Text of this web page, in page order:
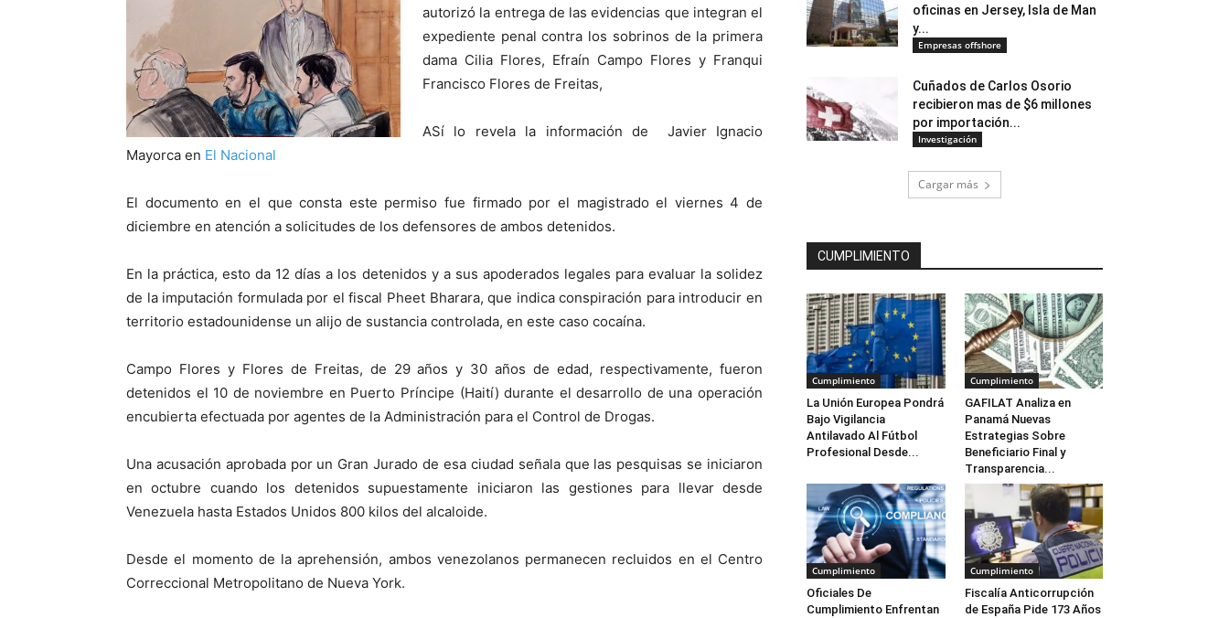
autorizó la entrega de las evidencias que integran el
expediente penal contra los sobrinos de la primera
dama Cilia Flores, Efraín Campo Flores y Franqui
Francisco Flores de Freitas,
ASí lo revela la información de Javier Ignacio
Mayorca en El Nacional
El documento en el que consta este permiso fue firmado por el magistrado el viernes 4 de
diciembre en atención a solicitudes de los defensores de ambos detenidos.
En la práctica, esto da 12 días a los detenidos y a sus apoderados legales para evaluar la solidez
de la imputación formulada por el fiscal Pheet Bharara, que indica conspiración para introducir en
territorio estadounidense un alijo de sustancia controlada, en este caso cocaína.
Campo Flores y Flores de Freitas, de 29 años y 30 años de edad, respectivamente, fueron
detenidos el 10 de noviembre en Puerto Príncipe (Haití) durante el desarrollo de una operación
encubierta efectuada por agentes de la Administración para el Control de Drogas.
Una acusación aprobada por un Gran Jurado de esa ciudad señala que las pesquisas se iniciaron
en octubre cuando los detenidos supuestamente iniciaron las gestiones para llevar desde
Venezuela hasta Estados Unidos 800 kilos del alcaloide.
Desde el momento de la aprehensión, ambos venezolanos permanecen recluidos en el Centro
Correccional Metropolitano de Nueva York.
oficinas en Jersey, Isla de Man
y...
Empresas offshore
Cuñados de Carlos Osorio
recibieron mas de $6 millones
por importación...
Investigación
Cargar más
CUMPLIMIENTO
Cumplimiento
La Unión Europea Pondrá
Bajo Vigilancia
Antilavado Al Fútbol
Profesional Desde...
Cumplimiento
GAFILAT Analiza en
Panamá Nuevas
Estrategias Sobre
Beneficiario Final y
Transparencia...
Cumplimiento
Oficiales De
Cumplimiento Enfrentan
Cumplimiento
Fiscalía Anticorrupción
de España Pide 173 Años